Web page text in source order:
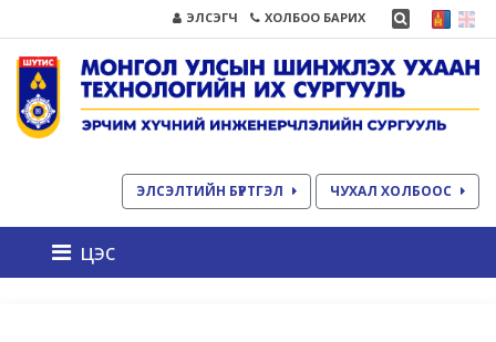
ЭЛСЭГЧ ХОЛБОО БАРИХ
ЭЛСЭЛТИЙН БҮРТГЭЛ ЧУХАЛ ХОЛБООС
цэс